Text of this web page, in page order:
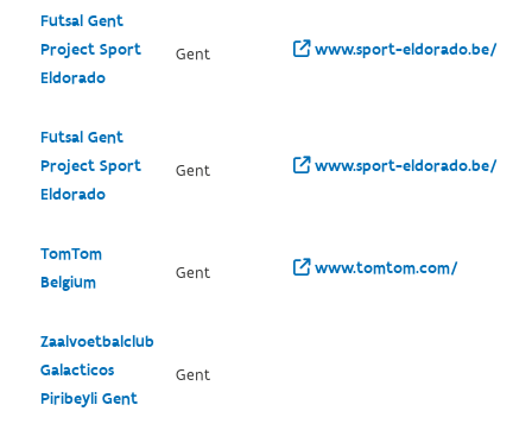
Futsal Gent
Project Sport
Eldorado
Gent www.sport-eldorado.be/
Futsal Gent
Project Sport
Eldorado
Gent www.sport-eldorado.be/
TomTom
Belgium
Gent www.tomtom.com/
Zaalvoetbalclub
Galacticos
Piribeyli Gent
Gent